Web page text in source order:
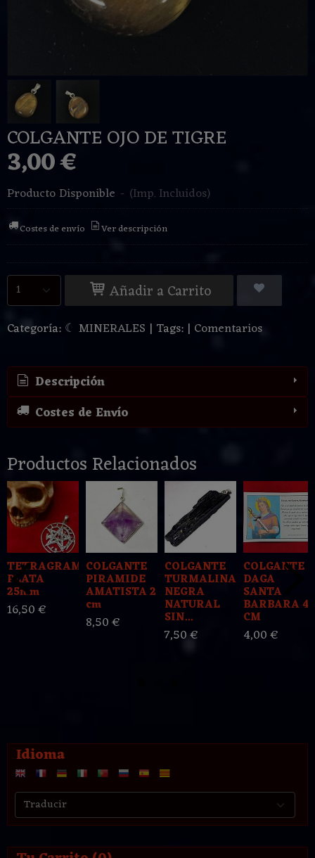
Idioma
COLGANTE OJO DE TIGRE
3,00 €
Producto Disponible - (Imp. Incluidos)
Costes de envío Ver descripción
Añadir a Carrito
Categoría: ☾ MINERALES | Tags: | Comentarios
Descripción
Costes de Envío
Productos Relacionados
TETRAGRAMATON
PLATA
25mm
16,50 €
COLGANTE
PIRAMIDE
AMATISTA 2
cm
8,50 €
COLGANTE
TURMALINA
NEGRA
NATURAL
SIN...
7,50 €
COLGANTE
DAGA
SANTA
BARBARA 4
CM
4,00 €